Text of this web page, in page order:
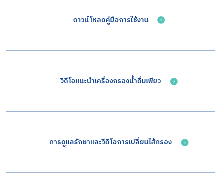
ดาวน์โหลดคู่มือการใช้งาน
วิดีโอแนะนำเครื่องกรองน้ำดื่มเพียว
การดูแลรักษาและวีดิโอการเปลี่ยนไส้กรอง​